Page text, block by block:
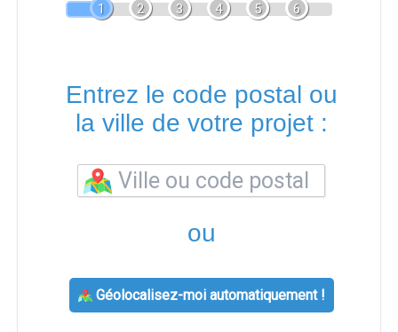
1 2 3 4 5 6
Entrez le code postal ou
la ville de votre projet :
ou
Géolocalisez-moi automatiquement !